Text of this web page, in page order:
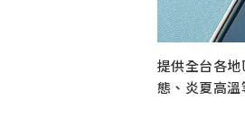
提供全台各
態、炎夏高